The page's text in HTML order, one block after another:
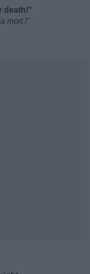
death!"
mort !"